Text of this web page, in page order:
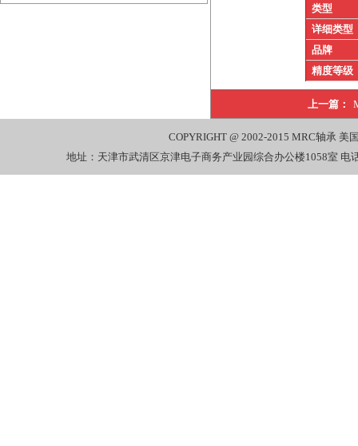
类型
详细类型
品牌
精度等级
上一篇：
COPYRIGHT @ 2002-2015 MRC轴承 美
地址：天津市武清区京津电子商务产业园综合办公楼1058室 电